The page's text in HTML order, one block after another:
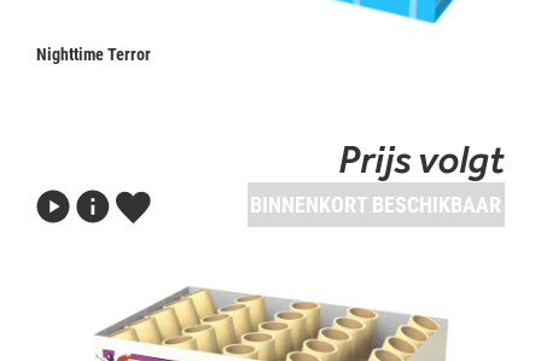
Nighttime Terror
Prijs volgt
BINNENKORT BESCHIKBAAR